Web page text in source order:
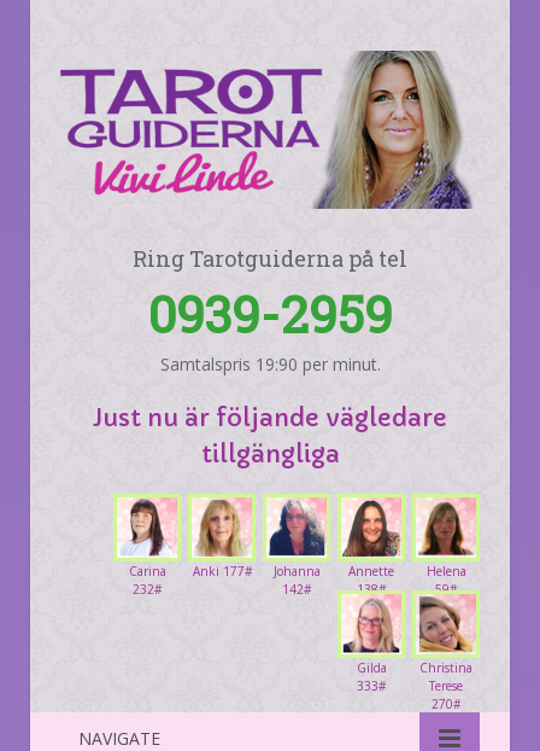
Ring Tarotguiderna på tel
0939-2959
Samtalspris 19:90 per minut.
Just nu är följande vägledare
tillgängliga
Helena
59#
Annette
138#
Johanna
142#
Anki 177#
Carina
232#
Christina
Terese
270#
Gilda
333#
NAVIGATE